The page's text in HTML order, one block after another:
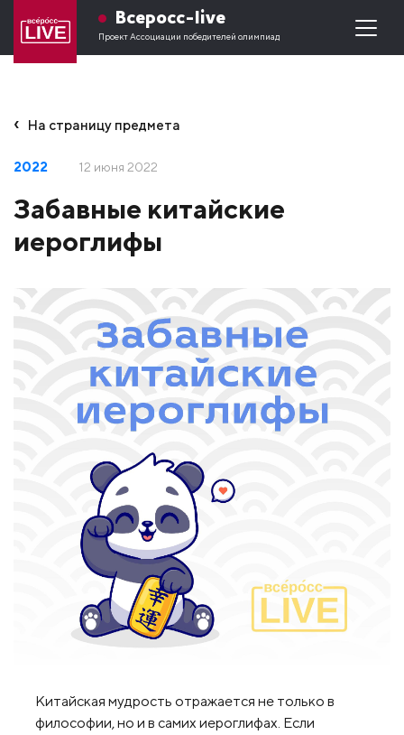
Всеросс-live
Проект Ассоциации победителей олимпиад
На страницу предмета
2022 12 июня 2022
Забавные китайские
иероглифы
Китайская мудрость отражается не только в
философии, но и в самих иероглифах. Если